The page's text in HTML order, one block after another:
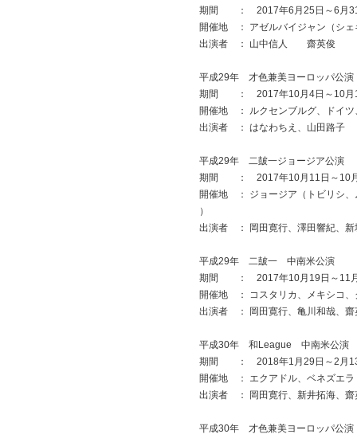
期間 ： 2017年6月25日～6月
開催地 ： アゼルバイジャン（シェ
出演者 ： 山中信人 齋英俊
平成29年 才色兼美ヨーロッパ公演
期間 ： 2017年10月4日～10月
開催地 ： ルクセンブルグ、ドイツ
出演者 ： はなわちえ、山田路子
平成29年 二皷一ジョージア公演
期間 ： 2017年10月11日～10
開催地 ： ジョージア（トビリシ、
）
出演者 ： 岡田寛行、澤田響紀、新
平成29年 二皷一 中南米公演
期間 ： 2017年10月19日～11
開催地 ： コスタリカ、メキシコ、
出演者 ： 岡田寛行、亀川和哉、齋
平成30年 和League 中南米公演
期間 ： 2018年1月29日～2月
開催地 ： エクアドル、ベネズエラ
出演者 ： 岡田寛行、新井拓海、齋
平成30年 才色兼美ヨーロッパ公演